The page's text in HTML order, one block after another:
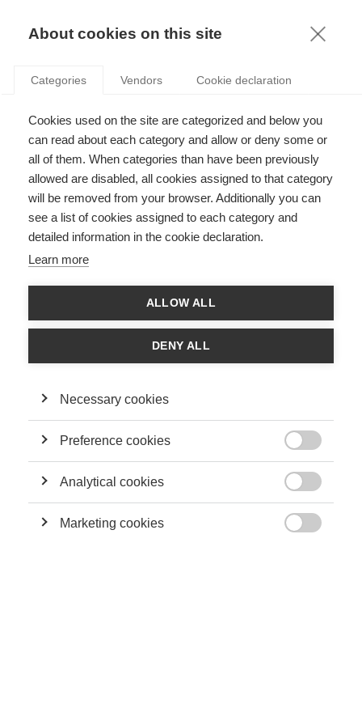
KNOWLEDGE
À PROPOS
s’appuie sur les recherches et l’expertise des professeurs de
l’ESSEC, offre à ses lecteurs un accès aux derniers travaux de
recherche, à des conseils en management, ainsi qu'à des
analyses d’experts sur l’actualité.
Accédez à :
Des connaissances en économie, finance, management,
marketing, ressources humaines, entreprenariat, immobilier,
Des contenus multimédias comprenant des vidéos, des
podcasts et des e-books.
Des ressources dont peuvent s’inspirer la génération
ESSEC Knowledge s’appuie sur l’excellence de la recherche ,
améliorer la gestion des organisations en créant et diffusant
de nouvelles connaissances, notions et méthodes qui
s’accordent aux défis du XXIème siècle.
Comité éditorial :
Julia Smith : Rédactrice-en-chef, Direction de la
About cookies on this site
Categories Vendors Cookie declaration
Cookies used on the site are categorized and below you
can read about each category and allow or deny some or
all of them. When categories than have been previously
allowed are disabled, all cookies assigned to that category
will be removed from your browser. Additionally you can
see a list of cookies assigned to each category and
detailed information in the cookie declaration.
Learn more
ALLOW ALL
DENY ALL
Necessary cookies
Preference cookies
Analytical cookies
Marketing cookies